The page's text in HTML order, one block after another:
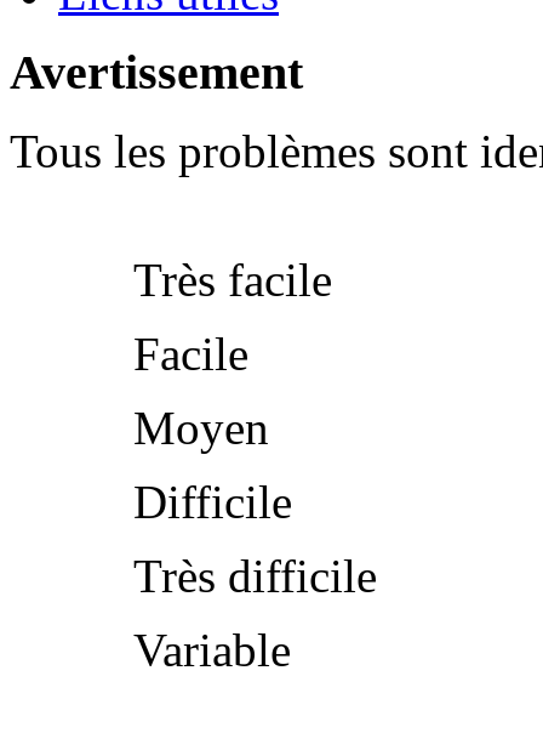
Avertissement
Tous les problèmes sont
Très facile
Facile
Moyen
Difficile
Très difficile
Variable